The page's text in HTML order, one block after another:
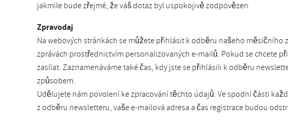
jakmile bude zřejmé, že váš dotaz byl uspokojivě zodpovězen.
Zpravodaj
Na webových stránkách se můžete přihlásit k odběru našeho
zprávách prostřednictvím personalizovaných e-mailů. Pokud se chcete
zasílat. Zaznamenáváme také čas, kdy jste se přihlásili k odběru
způsobem.
Udělujete nám povolení ke zpracování těchto údajů. Ve spodní části
z odběru newsletteru, vaše e-mailová adresa a čas registrace budou